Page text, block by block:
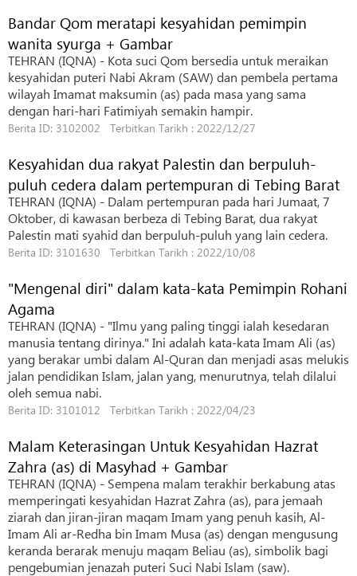
Bandar Qom meratapi kesyahidan pemimpin
wanita syurga + Gambar
TEHRAN (IQNA) - Kota suci Qom bersedia untuk meraikan
kesyahidan puteri Nabi Akram (SAW) dan pembela pertama
wilayah Imamat maksumin (as) pada masa yang sama
dengan hari-hari Fatimiyah semakin hampir.
Berita ID: 3102002 Terbitkan Tarikh : 2022/12/27
Kesyahidan dua rakyat Palestin dan berpuluh-
puluh cedera dalam pertempuran di Tebing Barat
TEHRAN (IQNA) - Dalam pertempuran pada hari Jumaat, 7
Oktober, di kawasan berbeza di Tebing Barat, dua rakyat
Palestin mati syahid dan berpuluh-puluh yang lain cedera.
Berita ID: 3101630 Terbitkan Tarikh : 2022/10/08
"Mengenal diri" dalam kata-kata Pemimpin Rohani
Agama
TEHRAN (IQNA) - "Ilmu yang paling tinggi ialah kesedaran
manusia tentang dirinya." Ini adalah kata-kata Imam Ali (as)
yang berakar umbi dalam Al-Quran dan menjadi asas melukis
jalan pendidikan Islam, jalan yang, menurutnya, telah dilalui
oleh semua nabi.
Berita ID: 3101012 Terbitkan Tarikh : 2022/04/23
Malam Keterasingan Untuk Kesyahidan Hazrat
Zahra (as) di Masyhad + Gambar
TEHRAN (IQNA) - Sempena malam terakhir berkabung atas
memperingati kesyahidan Hazrat Zahra (as), para jemaah
ziarah dan jiran-jiran maqam Imam yang penuh kasih, Al-
Imam Ali ar-Redha bin Imam Musa (as) dengan mengusung
keranda berarak menuju maqam Beliau (as), simbolik bagi
pengebumian jenazah puteri Suci Nabi Islam (saw).